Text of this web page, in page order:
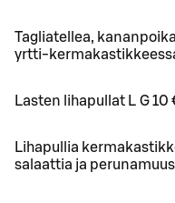
Tagliatellea,
yrtti-
Lasten lihapullat L G 10
Lihapullia
salaattia ja